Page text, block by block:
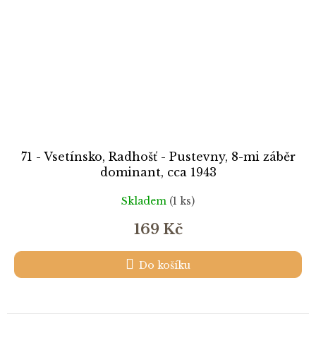
71 - Vsetínsko, Radhošť - Pustevny, 8-mi záběr
dominant, cca 1943
Skladem (1 ks)
169 Kč
Do košíku